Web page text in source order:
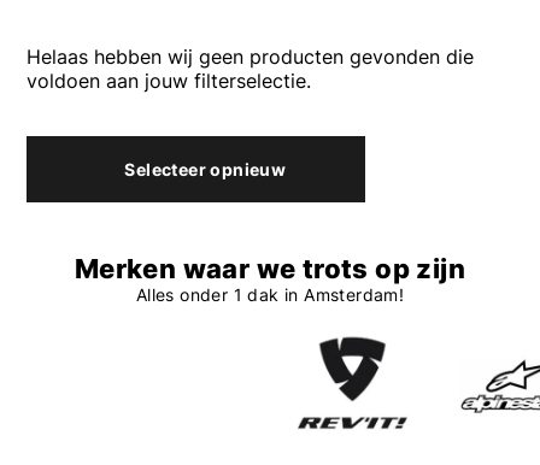
Helaas hebben wij geen producten gevonden die
voldoen aan jouw filterselectie.
Selecteer opnieuw
Merken waar we trots op zijn
Alles onder 1 dak in Amsterdam!